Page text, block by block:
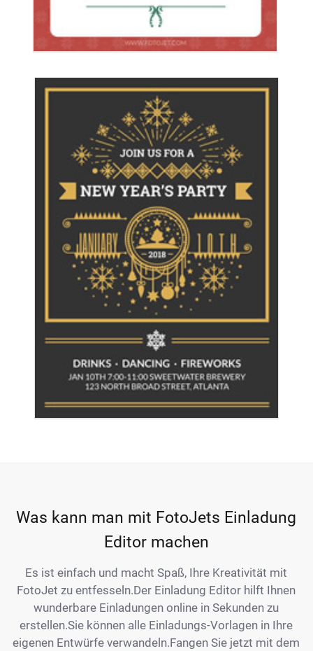
Was kann man mit FotoJets Einladung
Editor machen
Es ist einfach und macht Spaß, Ihre Kreativität mit
FotoJet zu entfesseln.Der Einladung Editor hilft Ihnen
wunderbare Einladungen online in Sekunden zu
erstellen.Sie können alle Einladungs-Vorlagen in Ihre
eigenen Entwürfe verwandeln.Fangen Sie jetzt mit dem